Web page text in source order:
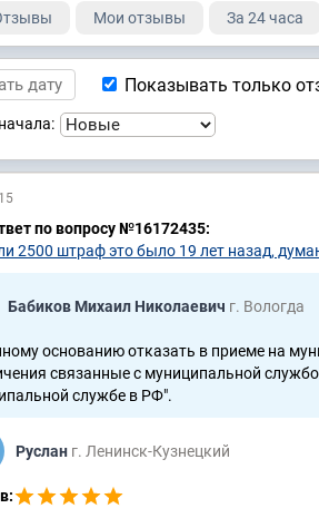
Мои отзывы За 24 часа
Показывать только
по вопросу №16172435:
2500 штраф это было 19 лет назад,
Бабиков Михаил Николаевич г. Вологда
основанию отказать в приеме на
связанные с муниципальной
службе в РФ".
Руслан г. Ленинск-Кузнецкий